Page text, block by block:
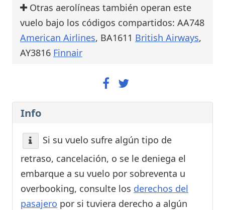
Otras aerolíneas también operan este
vuelo bajo los códigos compartidos: AA748
American Airlines, BA1611 British Airways,
AY3816 Finnair
Info
Si su vuelo sufre algún tipo de
retraso, cancelación, o se le deniega el
embarque a su vuelo por sobreventa u
overbooking, consulte los derechos del
pasajero por si tuviera derecho a algún